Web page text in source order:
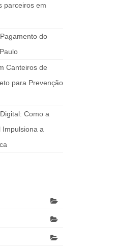
parceiros em
do
Canteiros de
para Prevenção
Como a
Impulsiona a